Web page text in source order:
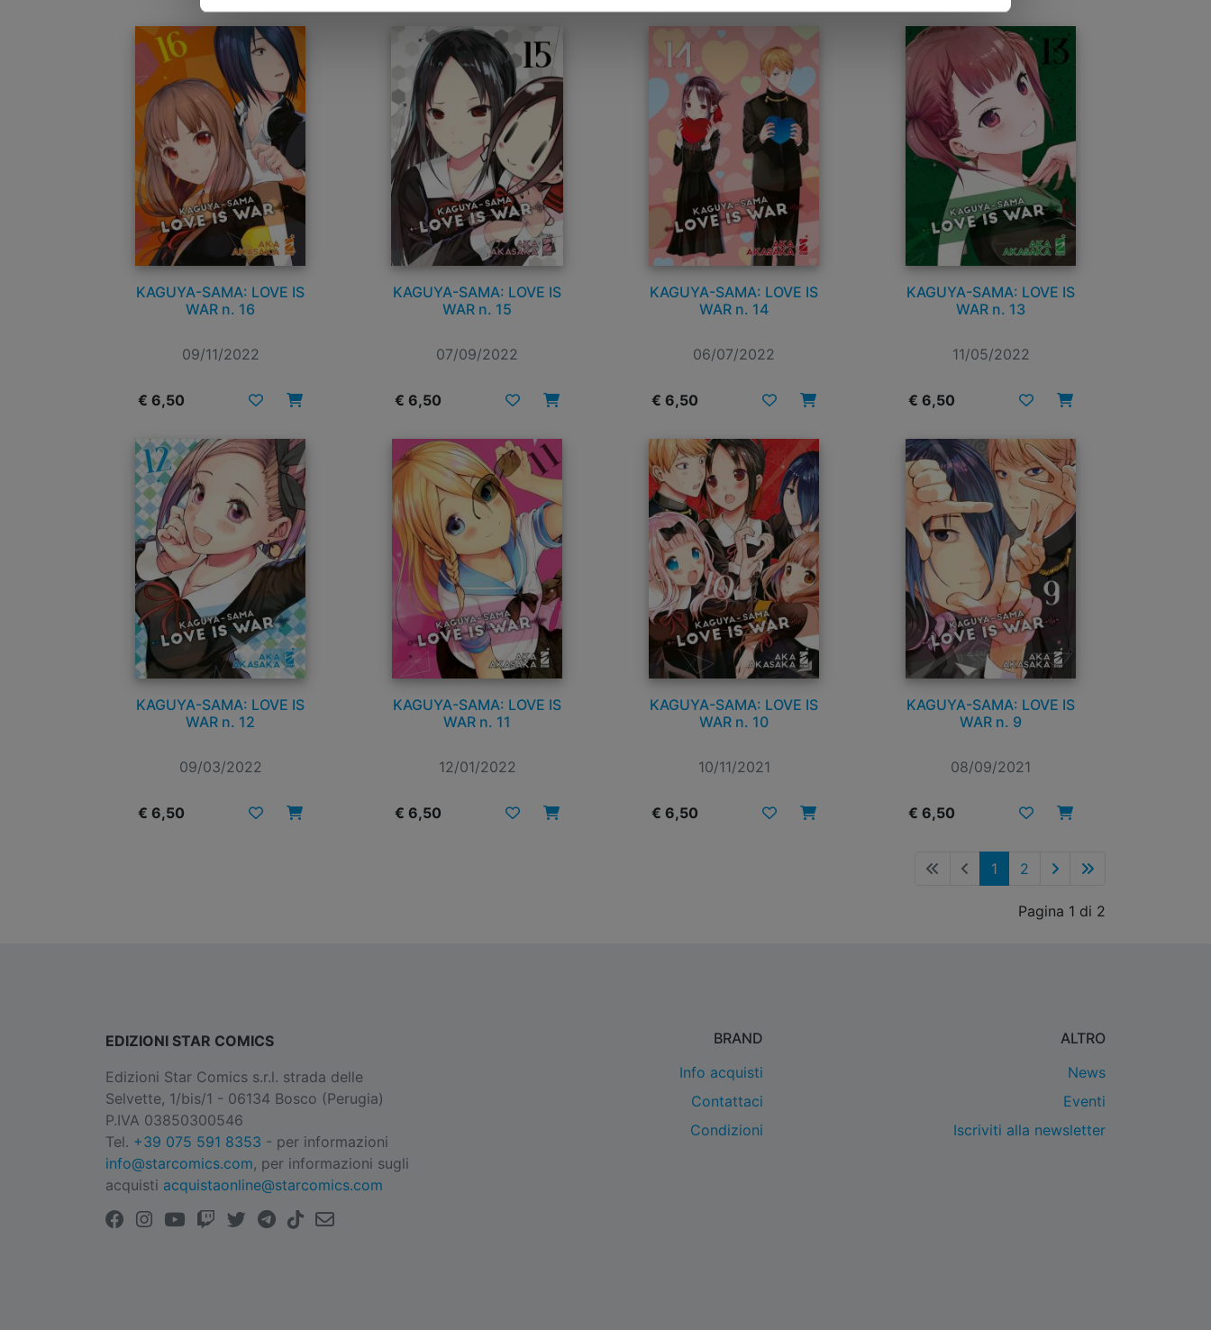
KAGUYA-SAMA: LOVE IS
WAR n. 16
09/11/2022
€ 6,50
KAGUYA-SAMA: LOVE IS
WAR n. 15
07/09/2022
€ 6,50
KAGUYA-SAMA: LOVE IS
WAR n. 14
06/07/2022
€ 6,50
KAGUYA-SAMA: LOVE IS
WAR n. 13
11/05/2022
€ 6,50
KAGUYA-SAMA: LOVE IS
WAR n. 12
09/03/2022
€ 6,50
KAGUYA-SAMA: LOVE IS
WAR n. 11
12/01/2022
€ 6,50
KAGUYA-SAMA: LOVE IS
WAR n. 10
10/11/2021
€ 6,50
KAGUYA-SAMA: LOVE IS
WAR n. 9
08/09/2021
€ 6,50
1 2
Pagina 1 di 2
EDIZIONI STAR COMICS
Edizioni Star Comics s.r.l. strada delle
Selvette, 1/bis/1 - 06134 Bosco (Perugia)
P.IVA 03850300546
Tel. +39 075 591 8353 - per informazioni
info@starcomics.com, per informazioni sugli
acquisti acquistaonline@starcomics.com
BRAND
Info acquisti
Contattaci
Condizioni
ALTRO
News
Eventi
Iscriviti alla newsletter